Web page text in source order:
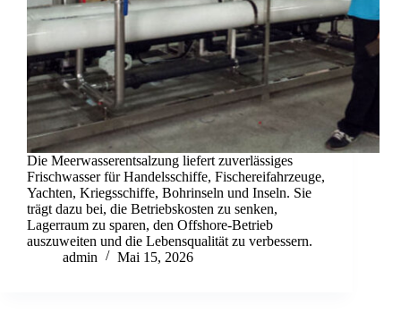
Die Meerwasserentsalzung liefert zuverlässiges
Frischwasser für Handelsschiffe, Fischereifahrzeuge,
Yachten, Kriegsschiffe, Bohrinseln und Inseln. Sie
trägt dazu bei, die Betriebskosten zu senken,
Lagerraum zu sparen, den Offshore-Betrieb
auszuweiten und die Lebensqualität zu verbessern.
admin
Mai 15, 2026